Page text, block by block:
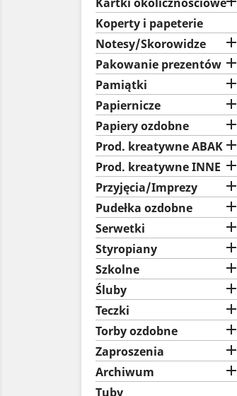
Kartki okolicznościowe
Koperty i papeterie
Notesy/Skorowidze

Pakowanie prezentów 
Pamiątki 
Papiernicze 
Papiery ozdobne 
Prod. kreatywne ABAK
Prod. kreatywne INNE 
Przyjęcia/Imprezy 
Pudełka ozdobne 
Serwetki 
Styropiany 
Szkolne 
Śluby 
Teczki 
Torby ozdobne 
Zaproszenia 
Archiwum 
Tuby